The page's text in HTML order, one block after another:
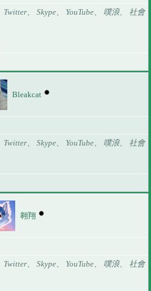
、 Skype、 YouTube、 噗浪、 社會
Bleakcat
、 Skype、 YouTube、 噗浪、 社會
翱翔
、 Skype、 YouTube、 噗浪、 社會